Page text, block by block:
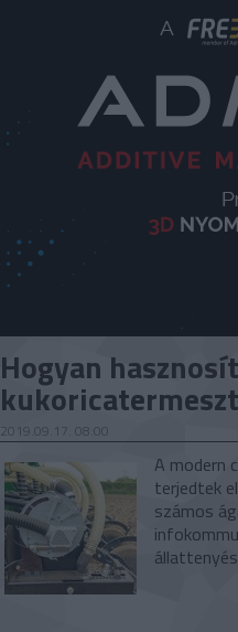
Hogyan
2019.09.17. 08:00
A modern
terjedtek
számos